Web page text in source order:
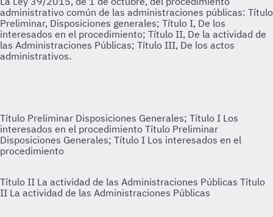
Título Preliminar Disposiciones Generales; Título I Los
interesados en el procedimiento Título Preliminar
Disposiciones Generales; Título I Los interesados en el
procedimiento
Título II La actividad de las Administraciones Públicas Título
II La actividad de las Administraciones Públicas